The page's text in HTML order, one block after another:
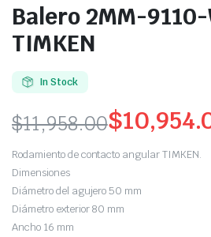
Balero 2MM-9110-
TIMKEN
In Stock
$11,958.00$
Rodamiento de contacto angular TIMKEN.
Dimensiones
Diámetro del agujero 50 mm
Diámetro exterior 80 mm
Ancho 16 mm